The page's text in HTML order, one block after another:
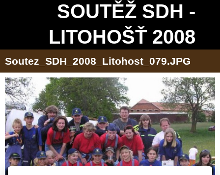
SOUTĚŽ SDH -
LITOHOŠŤ 2008
Soutez_SDH_2008_Litohost_079.JPG